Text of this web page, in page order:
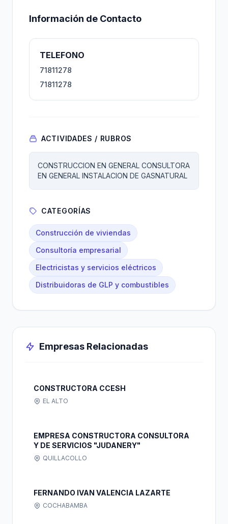
Información de Contacto
TELEFONO
71811278
71811278
ACTIVIDADES / RUBROS
CONSTRUCCION EN GENERAL CONSULTORA
EN GENERAL INSTALACION DE GASNATURAL
CATEGORÍAS
Construcción de viviendas
Consultoría empresarial
Electricistas y servicios eléctricos
Distribuidoras de GLP y combustibles
Empresas Relacionadas
CONSTRUCTORA CCESH
EL ALTO
EMPRESA CONSTRUCTORA CONSULTORA
Y DE SERVICIOS "JUDANERY"
QUILLACOLLO
FERNANDO IVAN VALENCIA LAZARTE
COCHABAMBA